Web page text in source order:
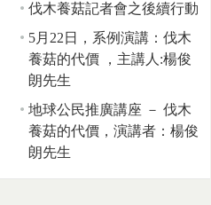
伐木養菇記者會之後續行動
5月22日，系例演講：伐木
養菇的代價 ，主講人:楊俊
朗先生
地球公民推廣講座 － 伐木
養菇的代價，演講者：楊俊
朗先生